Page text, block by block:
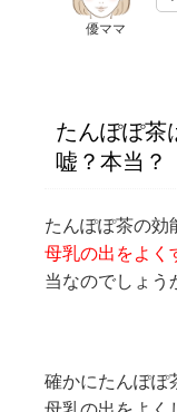
優ママ
たんぽぽ茶
嘘？本当？
たんぽぽ茶の効
母乳の出をよく
当なのでしょう
確かにたんぽぽ